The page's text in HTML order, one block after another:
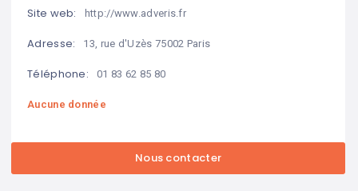
Site web: http://www.adveris.fr
Adresse: 13, rue d'Uzès 75002 Paris
Téléphone: 01 83 62 85 80
Aucune donnée